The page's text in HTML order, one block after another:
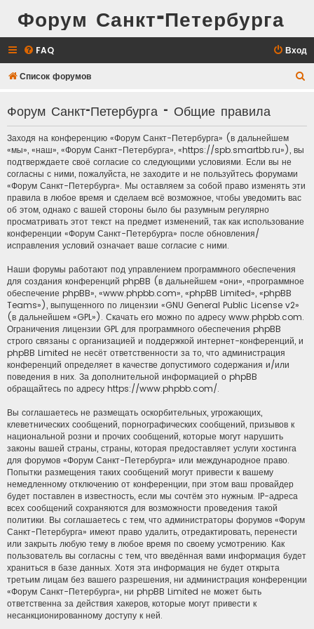
Форум Санкт-Петербурга
FAQ Вход
Список форумов
с
Форум Санкт-Петербурга - Общие правила
Заходя на конференцию «Форум Санкт-Петербурга» (в дальнейшем
«мы», «наш», «Форум Санкт-Петербурга», «https://spb.smartbb.ru»), вы
подтверждаете своё согласие со следующими условиями. Если вы не
согласны с ними, пожалуйста, не заходите и не пользуйтесь форумами
«Форум Санкт-Петербурга». Мы оставляем за собой право изменять эти
правила в любое время и сделаем всё возможное, чтобы уведомить вас
об этом, однако с вашей стороны было бы разумным регулярно
просматривать этот текст на предмет изменений, так как использование
конференции «Форум Санкт-Петербурга» после обновления/
исправления условий означает ваше согласие с ними.
Наши форумы работают под управлением программного обеспечения
для создания конференций phpBB (в дальнейшем «они», «программное
обеспечение phpBB», «www.phpbb.com», «phpBB Limited», «phpBB
Teams»), выпущенного по лицензии «GNU General Public License v2»
(в дальнейшем «GPL»). Скачать его можно по адресу www.phpbb.com.
Ограничения лицензии GPL для программного обеспечения phpBB
строго связаны с организацией и поддержкой интернет-конференций, и
phpBB Limited не несёт ответственности за то, что администрация
конференций определяет в качестве допустимого содержания и/или
поведения в них. За дополнительной информацией о phpBB
обращайтесь по адресу https://www.phpbb.com/.
Вы соглашаетесь не размещать оскорбительных, угрожающих,
клеветнических сообщений, порнографических сообщений, призывов к
национальной розни и прочих сообщений, которые могут нарушить
законы вашей страны, страны, которая предоставляет услуги хостинга
для форумов «Форум Санкт-Петербурга» или международное право.
Попытки размещения таких сообщений могут привести к вашему
немедленному отключению от конференции, при этом ваш провайдер
будет поставлен в известность, если мы сочтём это нужным. IP-адреса
всех сообщений сохраняются для возможности проведения такой
политики. Вы соглашаетесь с тем, что администраторы форумов «Форум
Санкт-Петербурга» имеют право удалить, отредактировать, перенести
или закрыть любую тему в любое время по своему усмотрению. Как
пользователь вы согласны с тем, что введённая вами информация будет
храниться в базе данных. Хотя эта информация не будет открыта
третьим лицам без вашего разрешения, ни администрация конференции
«Форум Санкт-Петербурга», ни phpBB Limited не может быть
ответственна за действия хакеров, которые могут привести к
несанкционированному доступу к ней.